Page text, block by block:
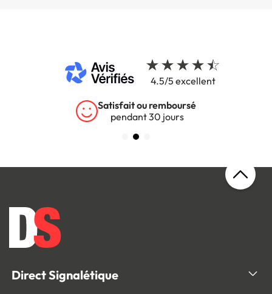
4.5/5 excellent
Garantie 5 ans
sur tous nos produits
Direct Signalétique